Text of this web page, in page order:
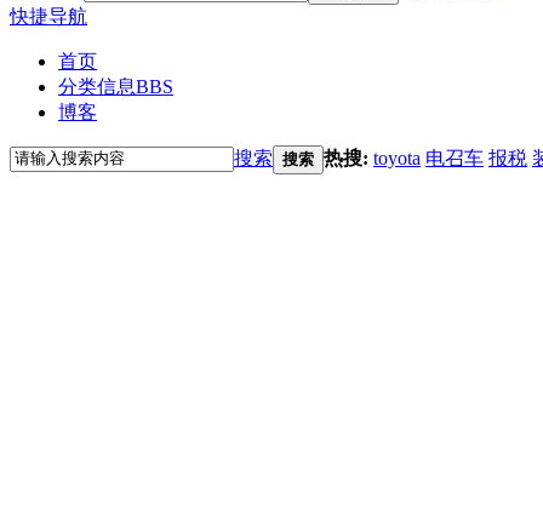
快捷导航
首页
分类信息BBS
博客
搜索 搜索 热搜: toyota 电召车 报税